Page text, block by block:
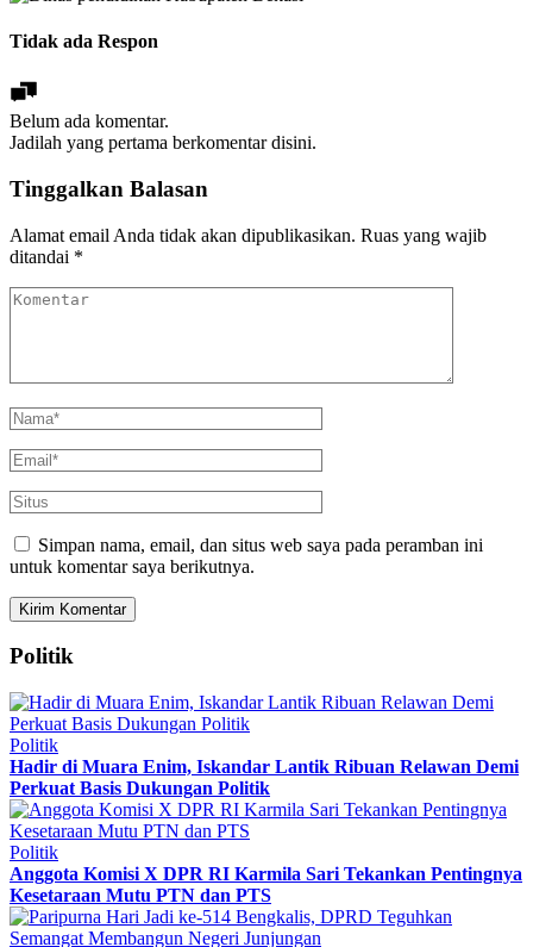
Tidak ada Respon
Belum ada komentar.
Jadilah yang pertama berkomentar disini.
Tinggalkan Balasan
Alamat email Anda tidak akan dipublikasikan. Ruas yang wajib
ditandai *
Simpan nama, email, dan situs web saya pada peramban ini
untuk komentar saya berikutnya.
Politik
Politik
Hadir di Muara Enim, Iskandar Lantik Ribuan Relawan Demi
Perkuat Basis Dukungan Politik
Politik
Anggota Komisi X DPR RI Karmila Sari Tekankan Pentingnya
Kesetaraan Mutu PTN dan PTS